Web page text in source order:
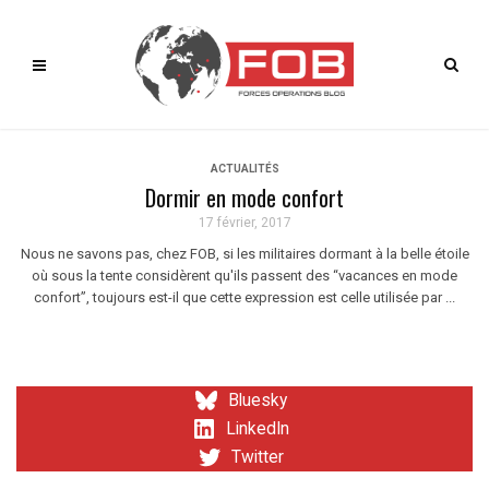
ACTUALITÉS
Dormir en mode confort
17 février, 2017
Nous ne savons pas, chez FOB, si les militaires dormant à la belle étoile
où sous la tente considèrent qu'ils passent des “vacances en mode
confort”, toujours est-il que cette expression est celle utilisée par ...
Bluesky
LinkedIn
Twitter